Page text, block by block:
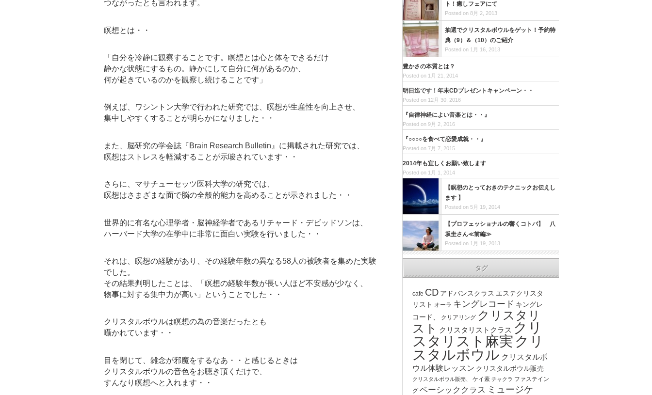
つながったとも言われます。
瞑想とは・・
「自分を冷静に観察することです。瞑想とは心と体をできるだけ
静かな状態にするもの。静かにして自分に何があるのか、
何が起きているのかを観察し続けることです」
例えば、ワシントン大学で行われた研究では、瞑想が生産性を向上させ、
集中しやすくすることが明らかになりました・・
また、脳研究の学会誌『Brain Research Bulletin』に掲載された研究では、
瞑想はストレスを軽減することが示唆されています・・
さらに、マサチューセッツ医科大学の研究では、
瞑想はさまざまな面で脳の全般的能力を高めることが示されました・・
世界的に有名な心理学者・脳神経学者であるリチャード・デビッドソンは、
ハーバード大学の在学中に非常に面白い実験を行いました・・
それは、瞑想の経験があり、その経験年数の異なる58人の被験者を集めた実験
でした。
その結果判明したことは、「瞑想の経験年数が長い人ほど不安感が少なく、
物事に対する集中力が高い」ということでした・・
クリスタルボウルは瞑想の為の音楽だったとも
囁かれています・・
目を閉じて、雑念が邪魔をするなあ・・と感じるときは
クリスタルボウルの音色をお聴き頂くだけで、
すんなり瞑想へと入れます・・
ト！癒しフェアにて
Posted on 8月 2, 2013
抽選でクリスタルボウルをゲット！予約特
典（9）＆（10）のご紹介
Posted on 1月 16, 2013
豊かさの本質とは？
Posted on 1月 21, 2014
明日迄です！年末CDプレゼントキャンペーン・・
Posted on 12月 30, 2016
『自律神経によい音楽とは・・』
Posted on 9月 2, 2016
『○○○○を食べて恋愛成就・・』
Posted on 7月 7, 2015
2014年も宜しくお願い致します
Posted on 1月 1, 2014
【瞑想のとっておきのテクニックお伝えし
ます 】
Posted on 5月 19, 2014
【プロフェッショナルの響くコトバ】 八
坂圭さん≪前編≫
Posted on 1月 19, 2013
タグ
cafe CD アドバンスクラス エステクリスタ
リスト オーラ キングレコード キングレ
コード、
クリアリング クリスタリ
スト
クリスタリストクラス クリ
スタリスト麻実 クリ
スタルボウル クリスタルボ
ウル体験レッスン クリスタルボウル販売
クリスタルボウル販売、 ケイ素 チャクラ ファステイン
グ ベーシッククラス ミュージケ